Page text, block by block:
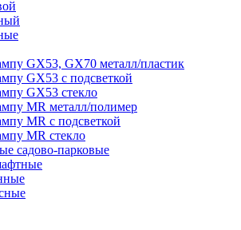
GX53, GX70 металл/пластик
GX53 с подсветкой
GX53 стекло
MR металл/полимер
MR с подсветкой
MR стекло
садово-парковые